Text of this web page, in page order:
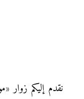
نقدم إليكم زوار